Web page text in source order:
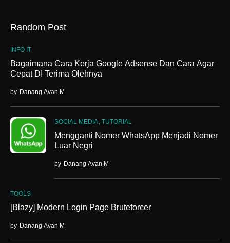
Random Post
INFO IT
Bagaimana Cara Kerja Google Adsense Dan Cara Agar
Cepat DI Terima Olehnya
by Danang Avan M
SOCIAL MEDIA TUTORIAL
Mengganti Nomer WhatsApp Menjadi Nomer
Luar Negri
by Danang Avan M
TOOLS
[Blazy] Modern Login Page Bruteforcer
by Danang Avan M